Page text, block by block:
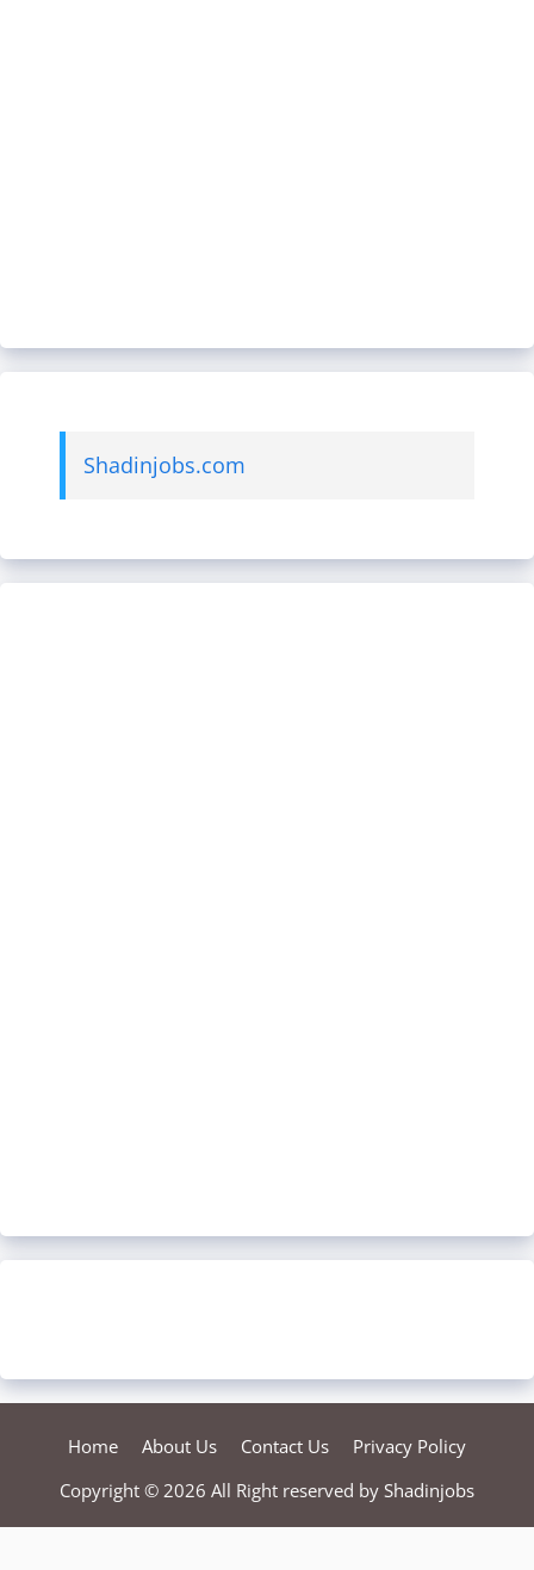
Shadinjobs.com
Home About Us Contact Us
Privacy Policy
Copyright © 2026 All Right reserved by Shadinjobs